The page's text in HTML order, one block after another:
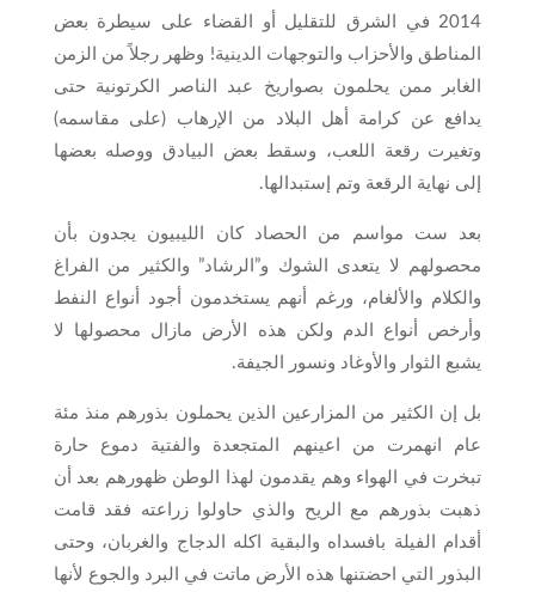
2014 في الشرق للتقليل أو القضاء على سيطرة بعض
المناطق والأحزاب والتوجهات الدينية! وظهر رجلاً من الزمن
الغابر ممن يحلمون بصواريخ عبد الناصر الكرتونية حتى
يدافع عن كرامة أهل البلاد من الإرهاب (على مقاسمه)
وتغيرت رقعة اللعب، وسقط بعض البيادق ووصله بعضها
إلى نهاية الرقعة وتم إستبدالها.
بعد ست مواسم من الحصاد كان الليبيون يجدون بأن
محصولهم لا يتعدى الشوك و”الرشاد” والكثير من الفراغ
والكلام والألغام، ورغم أنهم يستخدمون أجود أنواع النفط
وأرخص أنواع الدم ولكن هذه الأرض مازال محصولها لا
يشبع الثوار والأوغاد ونسور الجيفة.
بل إن الكثير من المزارعين الذين يحملون بذورهم منذ مئة
عام انهمرت من اعينهم المتجعدة والفتية دموع حارة
تبخرت في الهواء وهم يقدمون لهذا الوطن ظهورهم بعد أن
ذهبت بذورهم مع الريح والذي حاولوا زراعته فقد قامت
أقدام الفيلة بافسداه والبقية اكله الدجاج والغربان، وحتى
البذور التي احضتنها هذه الأرض ماتت في البرد والجوع لأنها